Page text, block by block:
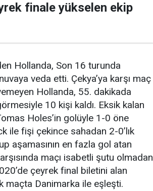
finale yükselen ekip
Hollanda, Son 16 turunda
veda etti. Çekya’ya karşı maç
Hollanda, 55. dakikada
10 kişi kaldı. Eksik kalan
Holes’in golüyle 1-0 öne
ile fişi çekince sahadan 2-0’lık
aşamasının en fazla gol atan
maçı isabetli şutu olmadan
çeyrek final biletini alan
maçta Danimarka ile eşleşti.